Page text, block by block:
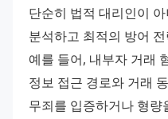
단순히 법적 대리인이
분석하고 최적의 방어
예를 들어, 내부자 거래
정보 접근 경로와 거래
무죄를 입증하거나 형